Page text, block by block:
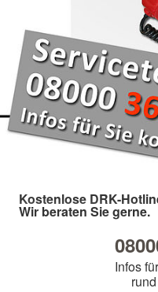
Kostenlose DRK-
Wir beraten Sie gerne.
Infos